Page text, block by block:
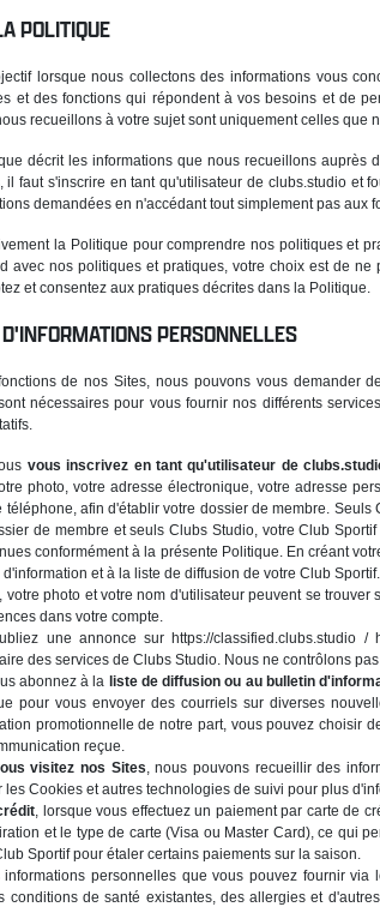
POLITIQUE
lorsque nous collectons des informations vous
et des fonctions qui répondent à vos besoins et de
recueillons à votre sujet sont uniquement celles que
décrit les informations que nous recueillons
il faut s'inscrire en tant qu'utilisateur de clubs.studio et
demandées en n'accédant tout simplement pas aux
la Politique pour comprendre nos politiques et
avec nos politiques et pratiques, votre choix est de
et consentez aux pratiques décrites dans la Politique.
PERSONNELLES
de nos Sites, nous pouvons vous demander
nécessaires pour vous fournir nos différents
vous inscrivez en tant qu'utilisateur de
photo, votre adresse électronique, votre adresse
téléphone, afin d'établir votre dossier de membre.
de membre et seuls Clubs Studio, votre Club
conformément à la présente Politique. En créant
et à la liste de diffusion de votre Club Sportif.
votre photo et votre nom d'utilisateur peuvent se
dans votre compte.
une annonce sur https://classified.clubs.studio /
des services de Clubs Studio. Nous ne contrôlons
abonnez à la liste de diffusion ou au bulletin
pour vous envoyer des courriels sur diverses
promotionnelle de notre part, vous pouvez choisir
reçue.
visitez nos Sites, nous pouvons recueillir des
les Cookies et autres technologies de suivi pour plus
, lorsque vous effectuez un paiement par carte de
et le type de carte (Visa ou Master Card), ce qui
Sportif pour étaler certains paiements sur la saison.
informations personnelles que vous pouvez fournir
conditions de santé existantes, des allergies et